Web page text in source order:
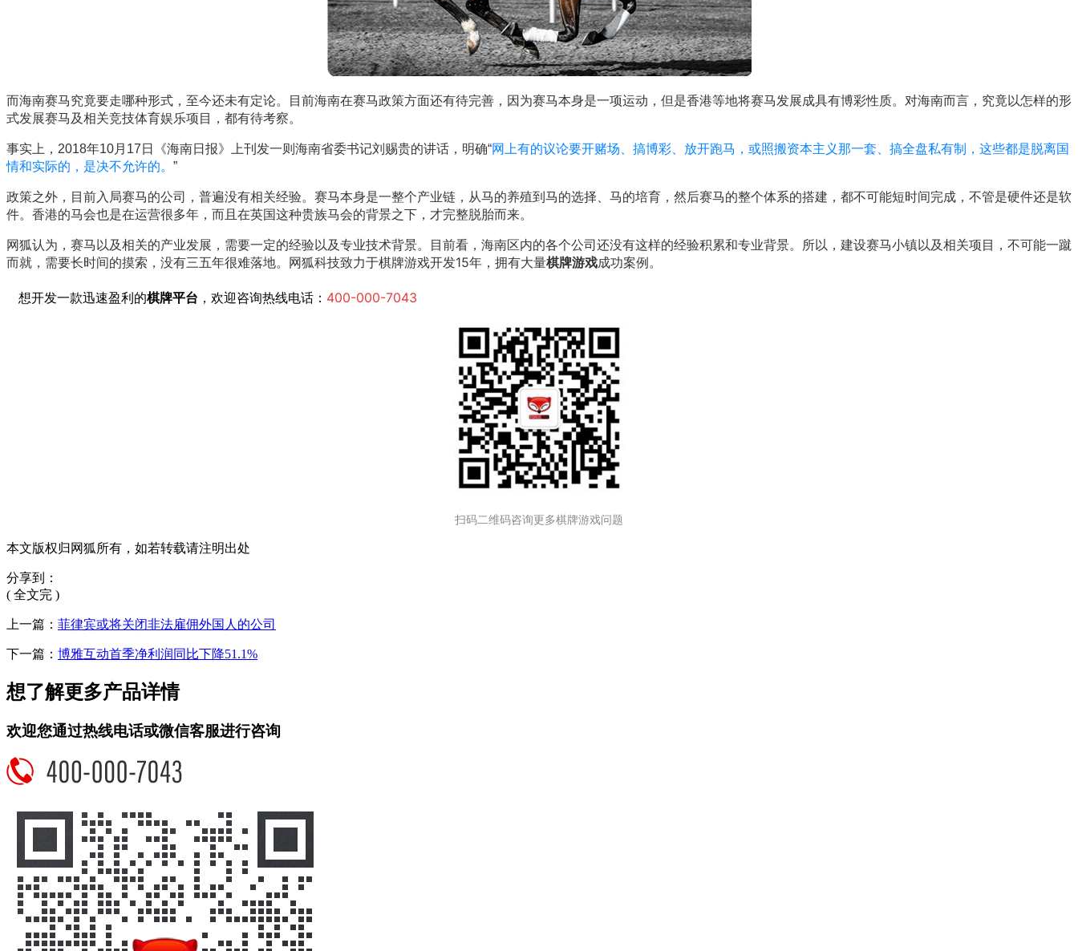
而海南赛马究竟要走哪种形式，至今还未有定论。目前海南在赛马政策方面还有待完善，因为赛马本身是一项运动，但是香港等地将赛马发展成具有博彩性质。对海南而言，究竟以怎样的形
式发展赛马及相关竞技体育娱乐项目，都有待考察。
事实上，2018年10月17日《海南日报》上刊发一则海南省委书记刘赐贵的讲话，明确“网上有的议论要开赌场、搞博彩、放开跑马，或照搬资本主义那一套、搞全盘私有制，这些都是脱离国
情和实际的，是决不允许的。 ”
政策之外，目前入局赛马的公司，普遍没有相关经验。赛马本身是一整个产业链，从马的养殖到马的选择、马的培育，然后赛马的整个体系的搭建，都不可能短时间完成，不管是硬件还是软
件。香港的马会也是在运营很多年，而且在英国这种贵族马会的背景之下，才完整脱胎而来。
网狐认为，赛马以及相关的产业发展，需要一定的经验以及专业技术背景。目前看，海南区内的各个公司还没有这样的经验积累和专业背景。所以，建设赛马小镇以及相关项目，不可能一蹴
而就，需要长时间的摸索，没有三五年很难落地。 网狐科技致力于棋牌游戏开发15年，拥有大量棋牌游戏成功案例。
想开发一款迅速盈利的棋牌平台 ，欢迎咨询热线电话： 400-000-7043
扫码二维码咨询更多棋牌游戏问题
本文版权归网狐所有，如若转载请注明出处
分享到：
( 全文完 )
上一篇： 菲律宾或将关闭非法雇佣外国人的公司
下一篇： 博雅互动首季净利润同比下降51.1%
想了解更多产品详情
欢迎您通过热线电话或微信客服进行咨询